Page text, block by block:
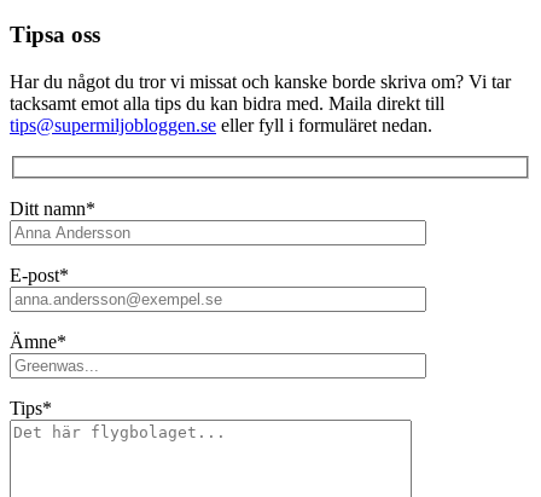
Tipsa oss
Har du något du tror vi missat och kanske borde skriva om? Vi tar
tacksamt emot alla tips du kan bidra med. Maila direkt till
tips@supermiljobloggen.se eller fyll i formuläret nedan.
Ditt namn*
E-post*
Ämne*
Tips*